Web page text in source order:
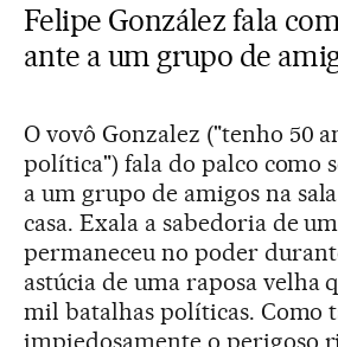
Felipe González fala
ante a um grupo de
O vovô Gonzalez ("tenho 50
política") fala do palco como
a um grupo de amigos na
casa. Exala a sabedoria de
permaneceu no poder
astúcia de uma raposa velha
mil batalhas políticas. Como
impiedosamente o perigoso